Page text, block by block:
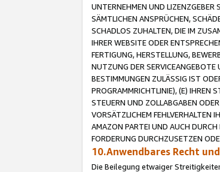
UNTERNEHMEN UND LIZENZGEBER
SÄMTLICHEN ANSPRÜCHEN,
SCHADLOS ZUHALTEN, DIE IM
IHRER WEBSITE ODER
FERTIGUNG, HERSTELLUNG,
NUTZUNG DER SERVICEANGEBOTE
BESTIMMUNGEN ZULÄSSIG IST
PROGRAMMRICHTLINIE), (E) IHREN
STEUERN UND ZOLLABGABEN
VORSÄTZLICHEM FEHLVERHALTEN
AMAZON PARTEI UND AUCH DURCH
FORDERUNG DURCHZUSETZEN
10.Anwendbares Recht
Die Beilegung etwaiger